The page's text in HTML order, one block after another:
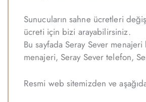
Sunucuların sahne ücretleri
ücreti için bizi arayabilirsiniz.
Bu sayfada Seray Sever
menajeri, Seray Sever telefon,
Resmi web sitemizden ve